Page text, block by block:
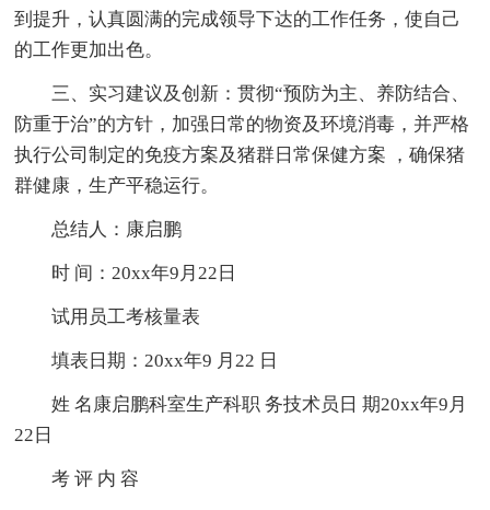
到提升，认真圆满的完成领导下达的工作任务，使自己
的工作更加出色。
三、实习建议及创新：贯彻“预防为主、养防结合、
防重于治”的方针，加强日常的物资及环境消毒，并严格
执行公司制定的免疫方案及猪群日常保健方案 ，确保猪
群健康，生产平稳运行。
总结人：康启鹏
时 间：20xx年9月22日
试用员工考核量表
填表日期：20xx年9 月22 日
姓 名康启鹏科室生产科职 务技术员日 期20xx年9月
22日
考 评 内 容